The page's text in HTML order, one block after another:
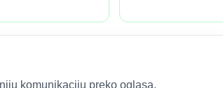
komunikaciju preko oglasa.